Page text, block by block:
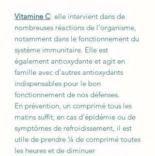
Vitamine C: elle intervient dans de
nombreuses réactions de l’organisme,
notamment dans le fonctionnement du
système immunitaire. Elle est
également antioxydante et agit en
famille avec d’autres antioxydants
indispensables pour le bon
fonctionnement de nos défenses.
En prévention, un comprimé tous les
matins suffit; en cas d’épidémie ou de
symptômes de refroidissement, il est
utile de prendre ¼ de comprimé toutes
les heures et de diminuer